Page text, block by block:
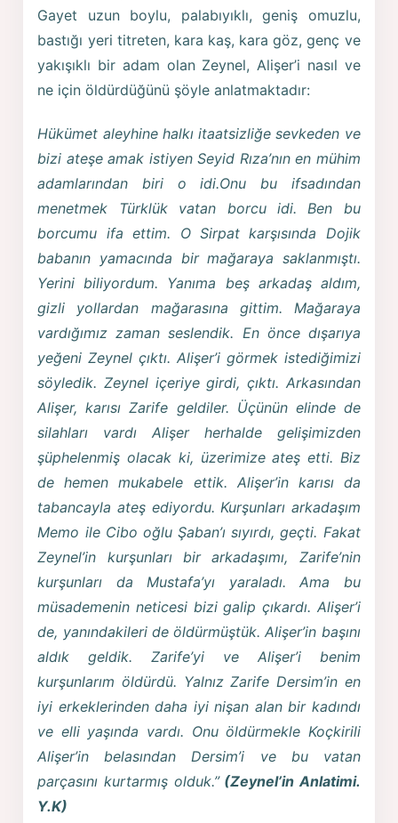
Gayet uzun boylu, palabıyıklı, geniş omuzlu,
bastığı yeri titreten, kara kaş, kara göz, genç ve
yakışıklı bir adam olan Zeynel, Alişer’i nasıl ve
ne için öldürdüğünü şöyle anlatmaktadır:
Hükümet aleyhine halkı itaatsizliğe sevkeden ve
bizi ateşe amak istiyen Seyid Rıza’nın en mühim
adamlarından biri o idi.Onu bu ifsadından
menetmek Türklük vatan borcu idi. Ben bu
borcumu ifa ettim. O Sirpat karşısında Dojik
babanın yamacında bir mağaraya saklanmıştı.
Yerini biliyordum. Yanıma beş arkadaş aldım,
gizli yollardan mağarasına gittim. Mağaraya
vardığımız zaman seslendik. En önce dışarıya
yeğeni Zeynel çıktı. Alişer’i görmek istediğimizi
söyledik. Zeynel içeriye girdi, çıktı. Arkasından
Alişer, karısı Zarife geldiler. Üçünün elinde de
silahları vardı Alişer herhalde gelişimizden
şüphelenmiş olacak ki, üzerimize ateş etti. Biz
de hemen mukabele ettik. Alişer’in karısı da
tabancayla ateş ediyordu. Kurşunları arkadaşım
Memo ile Cibo oğlu Şaban’ı sıyırdı, geçti. Fakat
Zeynel’in kurşunları bir arkadaşımı, Zarife’nin
kurşunları da Mustafa’yı yaraladı. Ama bu
müsademenin neticesi bizi galip çıkardı. Alişer’i
de, yanındakileri de öldürmüştük. Alişer’in başını
aldık geldik. Zarife’yi ve Alişer’i benim
kurşunlarım öldürdü. Yalnız Zarife Dersim’in en
iyi erkeklerinden daha iyi nişan alan bir kadındı
ve elli yaşında vardı. Onu öldürmekle Koçkirili
Alişer’in belasından Dersim’i ve bu vatan
parçasını kurtarmış olduk.”(Zeynel’in Anlatimi.
Y.K)